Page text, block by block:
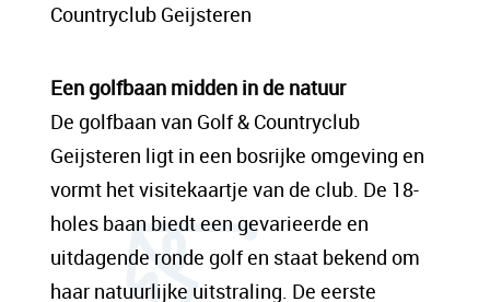
sit amet, consectetur adipis cin elit. Nunc
purus libero, interdum sed blandit acp
retium facilisis turpis. Donec dictum neque
veloran tristique egestas nulla mollis dui
lorem dolor.
Countryclub Geijsteren
Een golfbaan midden in de natuur
De golfbaan van Golf & Countryclub
Geijsteren ligt in een bosrijke omgeving en
vormt het visitekaartje van de club. De 18-
holes baan biedt een gevarieerde en
uitdagende ronde golf en staat bekend om
haar natuurlijke uitstraling. De eerste